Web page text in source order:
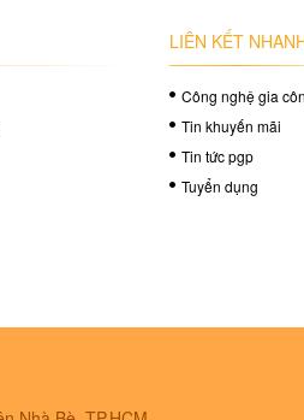
LIÊN KẾT
Công nghệ gia
Tin khuyến mãi
Tin tức pgp
Tuyển dụng